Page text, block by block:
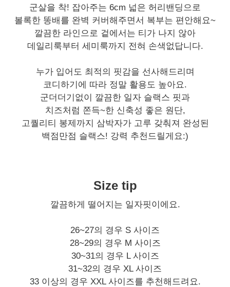
군살을 착! 잡아주는 6cm 넓은 허리밴딩으로
볼록한 똥배를 완벽 커버해주면서 복부는 편안해요~
깔끔한 라인으로 겉에서는 티가 나지 않아
데일리룩부터 세미룩까지 전혀 손색없답니다.
누가 입어도 최적의 핏감을 선사해드리며
코디하기에 따라 정말 활용도 높아요.
군더더기없이 깔끔한 일자 슬랙스 핏과
치즈처럼 쫀득~한 신축성 좋은 원단,
고퀄리티 봉제까지 삼박자가 고루 갖춰져 완성된
백점만점 슬랙스! 강력 추천드릴게요:)
Size tip
깔끔하게 떨어지는 일자핏이에요.
26~27의 경우 S 사이즈
28~29의 경우 M 사이즈
30~31의 경우 L 사이즈
31~32의 경우 XL 사이즈
33 이상의 경우 XXL 사이즈를 추천해드려요.